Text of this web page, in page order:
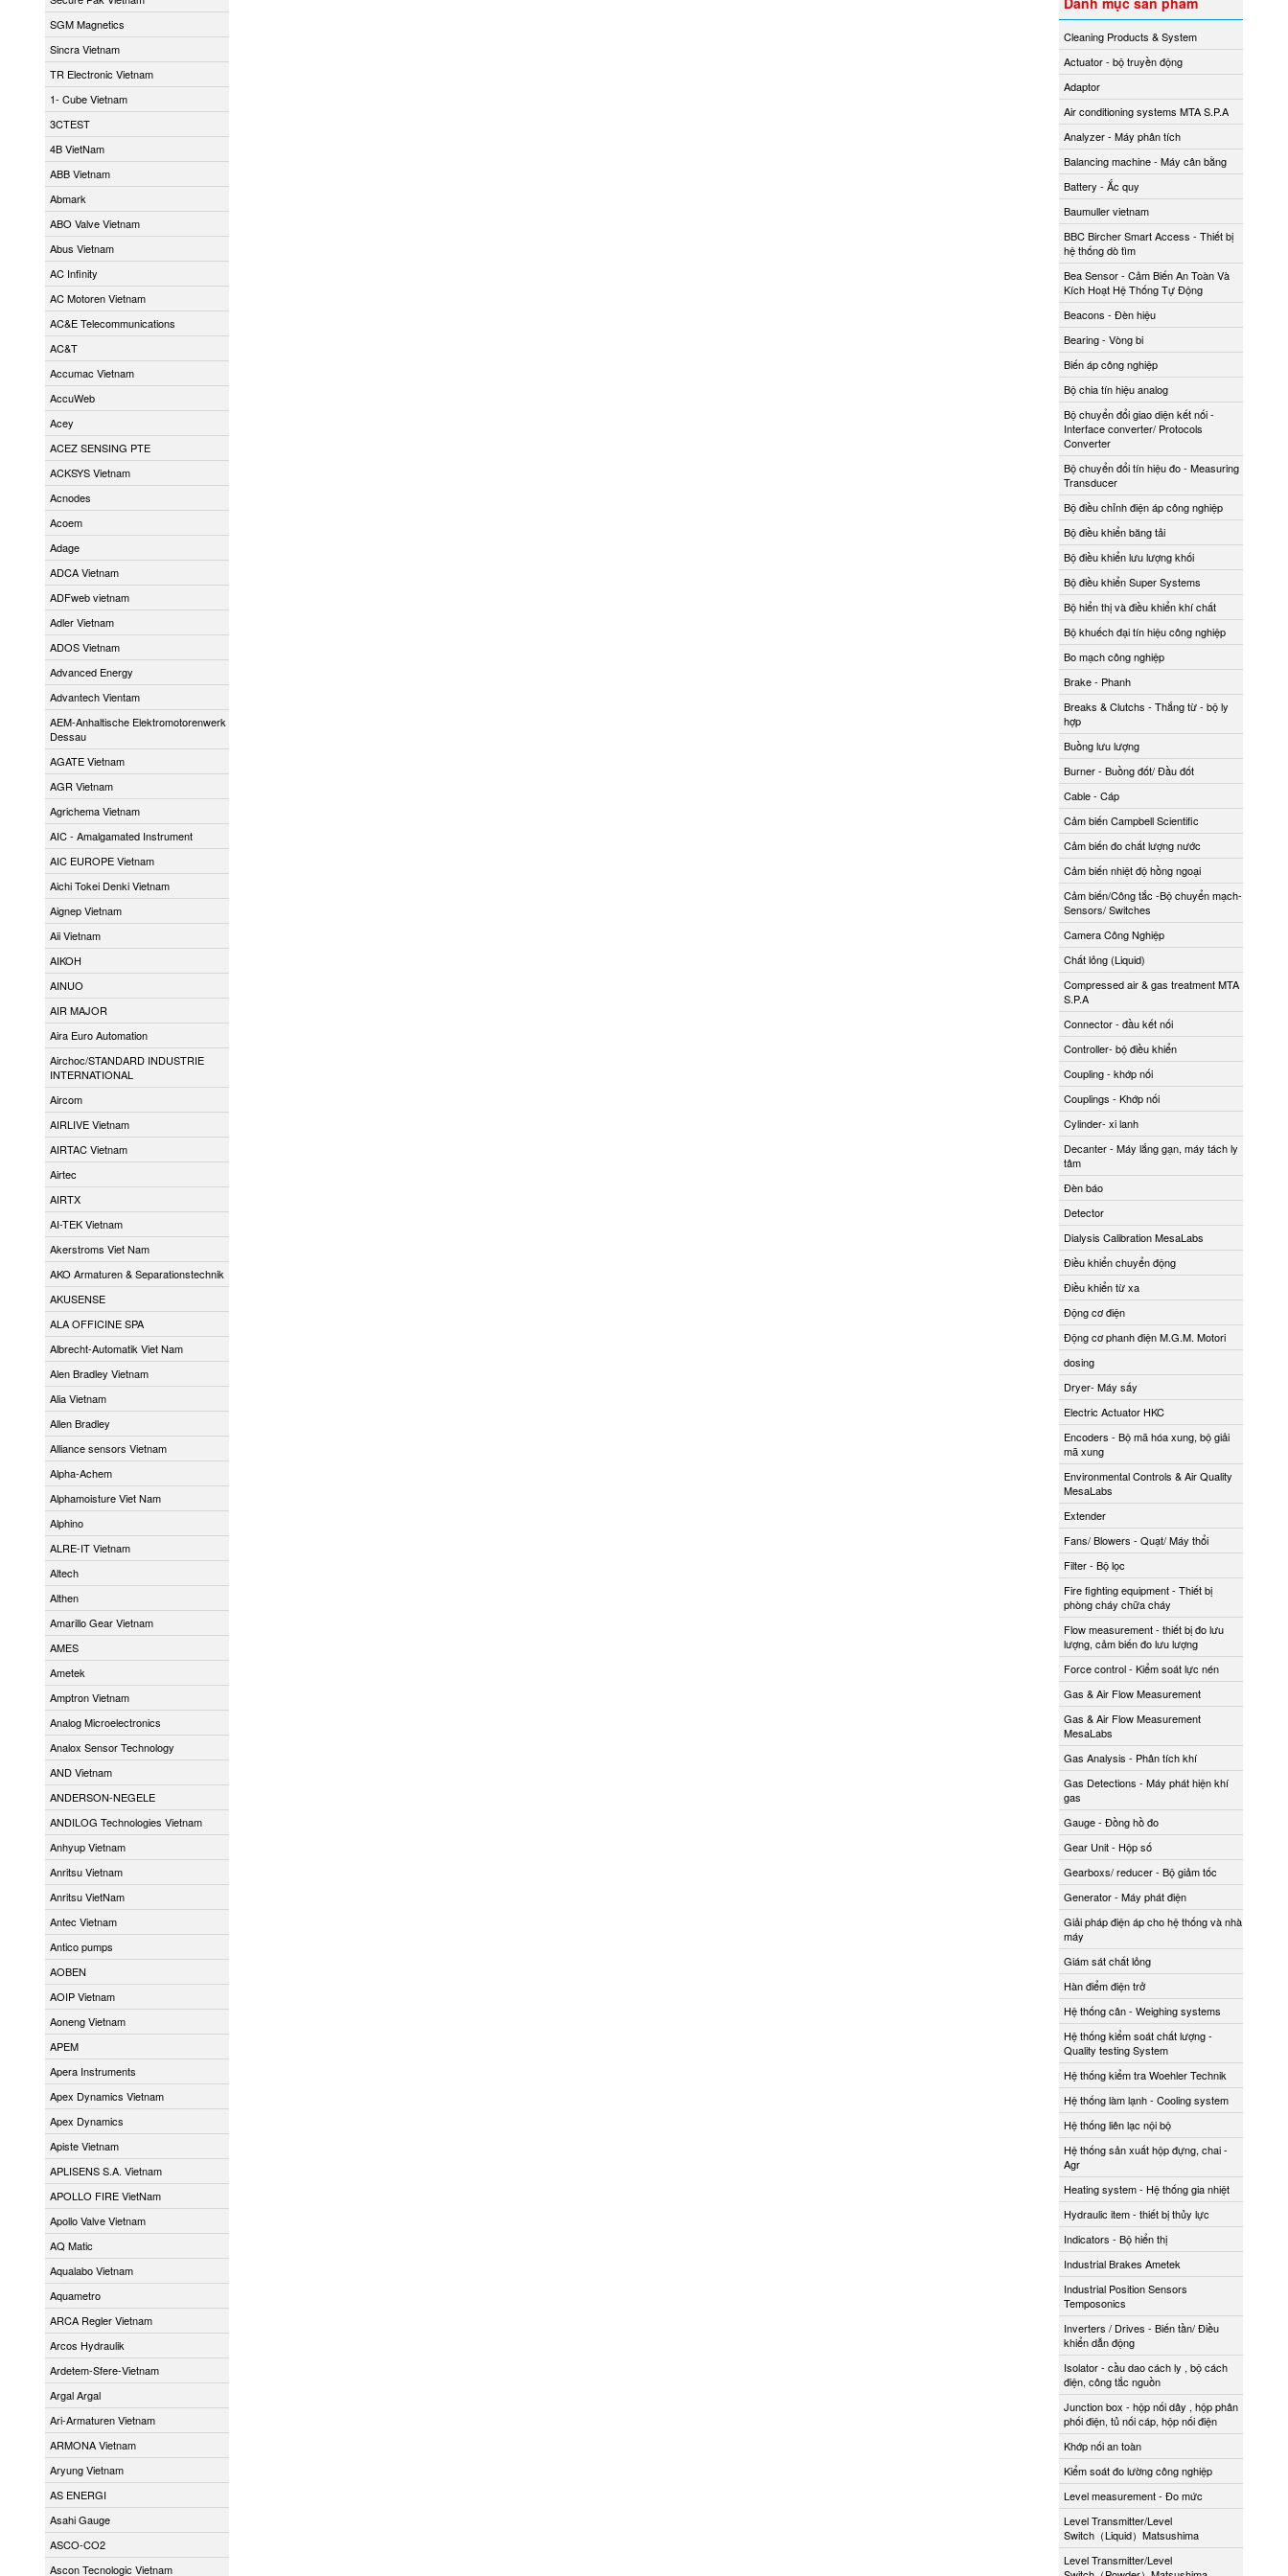
SGM Magnetics
Sincra Vietnam
TR Electronic Vietnam
1- Cube Vietnam
3CTEST
4B VietNam
ABB Vietnam
Abmark
ABO Valve Vietnam
Abus Vietnam
AC Infinity
AC Motoren Vietnam
AC&E Telecommunications
AC&T
Accumac Vietnam
AccuWeb
Acey
ACEZ SENSING PTE
ACKSYS Vietnam
Acnodes
Acoem
Adage
ADCA Vietnam
ADFweb vietnam
Adler Vietnam
ADOS Vietnam
Advanced Energy
Advantech Vientam
AEM-Anhaltische Elektromotorenwerk
Dessau
AGATE Vietnam
AGR Vietnam
Agrichema Vietnam
AIC - Amalgamated Instrument
AIC EUROPE Vietnam
Aichi Tokei Denki Vietnam
Aignep Vietnam
Aii Vietnam
AIKOH
AINUO
AIR MAJOR
Aira Euro Automation
Airchoc/STANDARD INDUSTRIE
INTERNATIONAL
Aircom
AIRLIVE Vietnam
AIRTAC Vietnam
Airtec
AIRTX
AI-TEK Vietnam
Akerstroms Viet Nam
AKO Armaturen & Separationstechnik
AKUSENSE
ALA OFFICINE SPA
Albrecht-Automatik Viet Nam
Alen Bradley Vietnam
Alia Vietnam
Allen Bradley
Alliance sensors Vietnam
Alpha-Achem
Alphamoisture Viet Nam
Alphino
ALRE-IT Vietnam
Altech
Althen
Amarillo Gear Vietnam
AMES
Ametek
Amptron Vietnam
Analog Microelectronics
Analox Sensor Technology
AND Vietnam
ANDERSON-NEGELE
ANDILOG Technologies Vietnam
Anhyup Vietnam
Anritsu Vietnam
Anritsu VietNam
Antec Vietnam
Antico pumps
AOBEN
AOIP Vietnam
Aoneng Vietnam
APEM
Apera Instruments
Apex Dynamics Vietnam
Apex Dynamics
Apiste Vietnam
APLISENS S.A. Vietnam
APOLLO FIRE VietNam
Apollo Valve Vietnam
AQ Matic
Aqualabo Vietnam
Aquametro
ARCA Regler Vietnam
Arcos Hydraulik
Ardetem-Sfere-Vietnam
Argal Argal
Ari-Armaturen Vietnam
ARMONA Vietnam
Aryung Vietnam
AS ENERGI
Asahi Gauge
ASCO-CO2
Ascon Tecnologic Vietnam
Cleaning Products & System
Actuator - bộ truyền động
Adaptor
Air conditioning systems MTA S.P.A
Analyzer - Máy phân tích
Balancing machine - Máy cân bằng
Battery - Ắc quy
Baumuller vietnam
BBC Bircher Smart Access - Thiết bị
hệ thống dò tìm
Bea Sensor - Cảm Biến An Toàn Và
Kích Hoạt Hệ Thống Tự Động
Beacons - Đèn hiệu
Bearing - Vòng bi
Biến áp công nghiệp
Bộ chia tín hiệu analog
Bộ chuyển đổi giao diện kết nối -
Interface converter/ Protocols
Converter
Bộ chuyển đổi tín hiệu đo - Measuring
Transducer
Bộ điều chỉnh điện áp công nghiệp
Bộ điều khiển băng tải
Bộ điều khiển lưu lượng khối
Bộ điều khiển Super Systems
Bộ hiển thị và điều khiển khí chất
Bộ khuếch đại tín hiệu công nghiệp
Bo mạch công nghiệp
Brake - Phanh
Breaks & Clutchs - Thắng từ - bộ ly
hợp
Buồng lưu lượng
Burner - Buồng đốt/ Đầu đốt
Cable - Cáp
Cảm biến Campbell Scientific
Cảm biến đo chất lượng nước
Cảm biến nhiệt độ hồng ngoại
Cảm biến/Công tắc -Bộ chuyển mạch-
Sensors/ Switches
Camera Công Nghiệp
Chất lỏng (Liquid)
Compressed air & gas treatment MTA
S.P.A
Connector - đầu kết nối
Controller- bộ điều khiển
Coupling - khớp nối
Couplings - Khớp nối
Cylinder- xi lanh
Decanter - Máy lắng gạn, máy tách ly
tâm
Đèn báo
Detector
Dialysis Calibration MesaLabs
Điều khiển chuyển động
Điều khiển từ xa
Động cơ điện
Động cơ phanh điện M.G.M. Motori
dosing
Dryer- Máy sấy
Electric Actuator HKC
Encoders - Bộ mã hóa xung, bộ giải
mã xung
Environmental Controls & Air Quality
MesaLabs
Extender
Fans/ Blowers - Quạt/ Máy thổi
Filter - Bộ lọc
Fire fighting equipment - Thiết bị
phòng cháy chữa cháy
Flow measurement - thiết bị đo lưu
lượng, cảm biến đo lưu lượng
Force control - Kiểm soát lực nén
Gas & Air Flow Measurement
Gas & Air Flow Measurement
MesaLabs
Gas Analysis - Phân tích khí
Gas Detections - Máy phát hiện khí
gas
Gauge - Đồng hồ đo
Gear Unit - Hộp số
Gearboxs/ reducer - Bộ giảm tốc
Generator - Máy phát điện
Giải pháp điện áp cho hệ thống và nhà
máy
Giám sát chất lỏng
Hàn điểm điện trở
Hệ thống cân - Weighing systems
Hệ thống kiểm soát chất lượng -
Quality testing System
Hệ thống kiểm tra Woehler Technik
Hệ thống làm lạnh - Cooling system
Hệ thống liên lạc nội bộ
Hệ thống sản xuất hộp đựng, chai -
Agr
Heating system - Hệ thống gia nhiệt
Hydraulic item - thiết bị thủy lực
Indicators - Bộ hiển thị
Industrial Brakes Ametek
Industrial Position Sensors
Temposonics
Inverters / Drives - Biến tần/ Điều
khiển dẫn động
Isolator - cầu dao cách ly , bộ cách
điện, công tắc nguồn
Junction box - hộp nối dây , hộp phân
phối điện, tủ nối cáp, hộp nối điện
Khớp nối an toàn
Kiểm soát đo lường công nghiệp
Level measurement - Đo mức
Level Transmitter/Level
Switch（Liquid）Matsushima
Level Transmitter/Level